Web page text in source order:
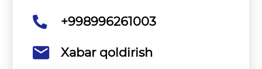
+998996261003
Xabar qoldirish